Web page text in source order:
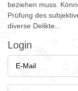
beziehen muss.
Prüfung des
diverse Delikte...
Login